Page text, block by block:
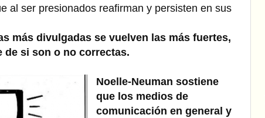
al ser presionados reafirman y persisten en sus
más divulgadas se vuelven las más fuertes,
de si son o no correctas.
Noelle-Neuman sostiene
que los medios de
comunicación en general y